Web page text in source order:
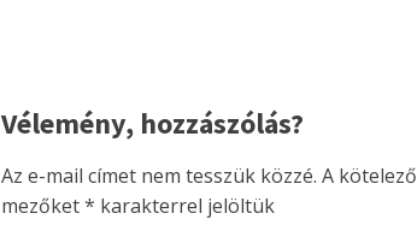
Vélemény, hozzászólás?
Az e-mail címet nem tesszük közzé. A kötelező
mezőket* karakterrel jelöltük